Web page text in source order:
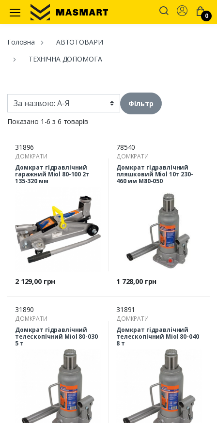
Masmart
Account
0
Головна
АВТОТОВАРИ
ТЕХНІЧНА ДОПОМОГА
Фільтр
Показано 1-6 з 6 товарів
31896
ДОМКРАТИ
Домкрат гідравлічний
гаражний Miol 80-100 2т
135-320 мм
Ціна
2 129,00 грн
78540
ДОМКРАТИ
Домкрат гідравлічний
пляшковий Miol 10т 230-
460 мм М80-050
Ціна
1 728,00 грн
31890
ДОМКРАТИ
Домкрат гідравлічний
телескопічний Miol 80-030
5 т
31891
ДОМКРАТИ
Домкрат гідравлічний
телескопічний Miol 80-040
8 т